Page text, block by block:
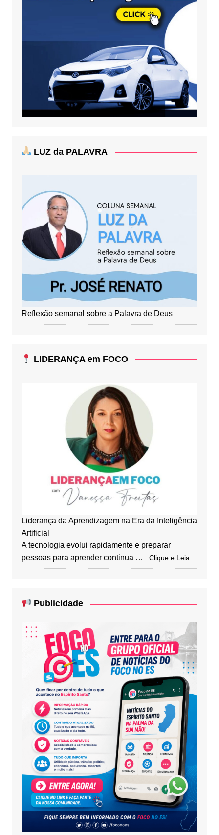
LUZ da PALAVRA
Reflexão semanal sobre a Palavra de Deus
LIDERANÇA em FOCO
Liderança da Aprendizagem na Era da Inteligência
Artificial
A tecnologia evolui rapidamente e preparar
pessoas para aprender continua …
...Clique e Leia
Publicidade